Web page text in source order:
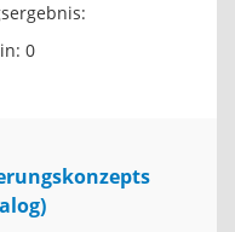
0